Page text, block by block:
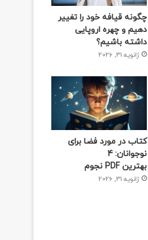
چگونه قیافه خود را تغییر
دهیم و چهره اروپایی
داشته باشیم؟
ژانویه 31, 2026
کتاب در مورد فضا برای
نوجوانان: 4
بهترین PDF نجوم
ژانویه 31, 2026